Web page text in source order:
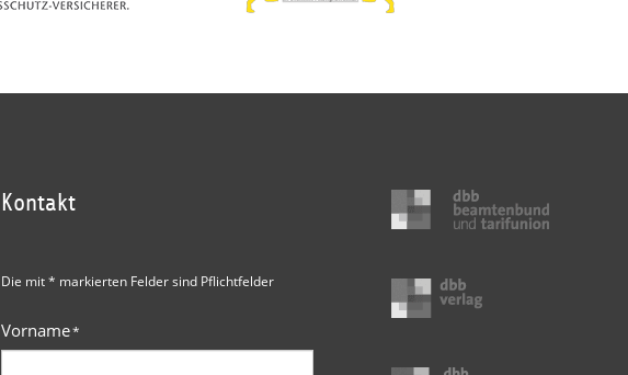
Kontakt
Die mit * markierten Felder sind Pflichtfelder
Vorname*